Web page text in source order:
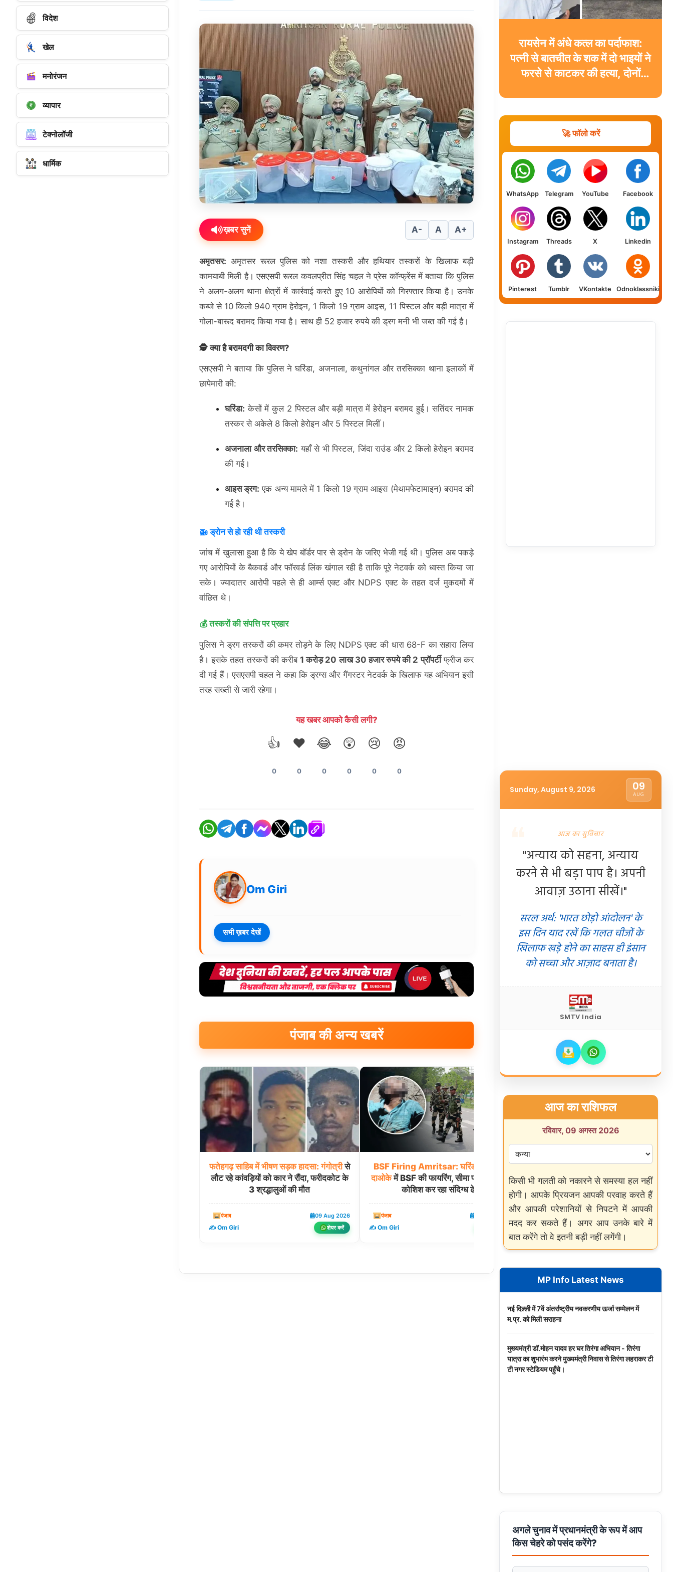
ख़बर सुनें A- A A+
अमृतसर: अमृतसर रूरल पुलिस को नशा तस्करी और हथियार तस्करों के खिलाफ बड़ी
कामयाबी मिली है। एसएसपी रूरल कवलप्रीत सिंह चहल ने प्रेस कॉन्फ्रेंस में बताया कि पुलिस
ने अलग-अलग थाना क्षेत्रों में कार्रवाई करते हुए 10 आरोपियों को गिरफ्तार किया है। उनके
कब्जे से 10 किलो 940 ग्राम हेरोइन, 1 किलो 19 ग्राम आइस, 11 पिस्टल और बड़ी मात्रा में
गोला-बारूद बरामद किया गया है। साथ ही 52 हजार रुपये की ड्रग मनी भी जब्त की गई है।
🕵️ क्या है बरामदगी का विवरण?
एसएसपी ने बताया कि पुलिस ने घरिंडा, अजनाला, कथुनांगल और तरसिक्का थाना इलाकों में
छापेमारी की:
घरिंडा: केसों में कुल 2 पिस्टल और बड़ी मात्रा में हेरोइन बरामद हुई। सतिंदर नामक
तस्कर से अकेले 8 किलो हेरोइन और 5 पिस्टल मिलीं।
अजनाला और तरसिक्का: यहाँ से भी पिस्टल, जिंदा राउंड और 2 किलो हेरोइन बरामद
की गई।
आइस ड्रग: एक अन्य मामले में 1 किलो 19 ग्राम आइस (मेथामफेटामाइन) बरामद की
गई है।
🚁 ड्रोन से हो रही थी तस्करी
जांच में खुलासा हुआ है कि ये खेप बॉर्डर पार से ड्रोन के जरिए भेजी गई थी। पुलिस अब पकड़े
गए आरोपियों के बैकवर्ड और फॉरवर्ड लिंक खंगाल रही है ताकि पूरे नेटवर्क को ध्वस्त किया जा
सके। ज्यादातर आरोपी पहले से ही आर्म्स एक्ट और NDPS एक्ट के तहत दर्ज मुकदमों में
वांछित थे।
💰 तस्करों की संपत्ति पर प्रहार
पुलिस ने ड्रग तस्करों की कमर तोड़ने के लिए NDPS एक्ट की धारा 68-F का सहारा लिया
है। इसके तहत तस्करों की करीब1 करोड़ 20 लाख 30 हजार रुपये की 2 प्रॉपर्टीफ्रीज कर
दी गई हैं। एसएसपी चहल ने कहा कि ड्रग्स और गैंगस्टर नेटवर्क के खिलाफ यह अभियान इसी
तरह सख्ती से जारी रहेगा।
यह खबर आपको कैसी लगी?
👍
0
❤️
0
😂
0
😲
0
😢
0
😡
0
Om Giri
सभी ख़बर देखें
पंजाब की अन्य खबरें
फतेहगढ़ साहिब में भीषण सड़क हादसा: गंगोत्रीसे
लौट रहे कांवड़ियों को कार ने रौंदा, फरीदकोट के
3 श्रद्धालुओं की मौत
पंजाब 09 Aug 2026
✍️ Om Giri शेयर करें
BSF Firing Amritsar: घरिंडा
दाओकेमें BSF की फायरिंग, सीमा पार करने की
कोशिश कर रहा संदिग्ध ढेर
पंजाब
✍️ Om Giri
जालंधर में 700 पेटी अवैध शराब मिलने
सियासीबवाल! BJP ने एक्साइज कमिश्नर को
सौंपा ज्ञापन, निष्पक्ष जांच की मांग
✍️ Om Giri शेयर करें
विदेश
खेल
मनोरंजन
व्यापार
टेक्नोलॉजी
धार्मिक
रायसेन में अंधे कत्ल का पर्दाफाश:
पत्नी से बातचीत के शक में दो भाइयों ने
फरसे से काटकर की हत्या, दोनों
🚀 फॉलो करें
WhatsApp Telegram YouTube Facebook
Instagram Threads X Linkedin
Pinterest Tumblr VKontakte Odnoklassniki
Sunday, August 9, 2026 09
AUG
आज का सुविचार
"अन्याय को सहना, अन्याय
करने से भी बड़ा पाप है। अपनी
आवाज़ उठाना सीखें।"
सरल अर्थ: 'भारत छोड़ो आंदोलन' के
इस दिन याद रखें कि गलत चीजों के
खिलाफ खड़े होने का साहस ही इंसान
को सच्चा और आज़ाद बनाता है।
SMTV India
आज का राशिफल
रविवार, 09 अगस्त 2026
किसी भी गलती को नकारने से समस्या हल नहीं
होगी। आपके प्रियजन आपकी परवाह करते हैं
और आपकी परेशानियों से निपटने में आपकी
मदद कर सकते हैं। अगर आप उनके बारे में
बात करेंगे तो वे इतनी बड़ी नहीं लगेंगी।
MP Info Latest News
नई दिल्ली में 7वें अंतर्राष्ट्रीय नवकरणीय ऊर्जा सम्मेलन में
म.प्र. को मिली सराहना
मुख्यमंत्री डॉ.मोहन यादव हर घर तिरंगा अभियान - तिरंगा
यात्रा का शुभारंभ करने मुख्यमंत्री निवास से तिरंगा लहराकर टी
टी नगर स्टेडियम पहुँचे।
अगले चुनाव में प्रधानमंत्री के रूप में आप
किस चेहरे को पसंद करेंगे?